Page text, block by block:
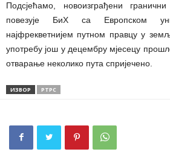
Подсјећамо, новоизграђени
повезује БиХ са Европском
најфрекветнијем путном правцу у
употребу још у децембру мјесецу
отварање неколико пута спријечено.
ИЗВОР РТРС